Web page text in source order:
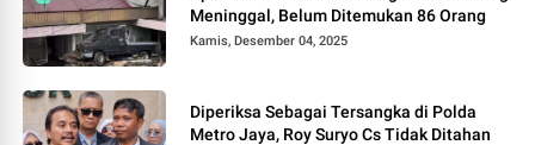
Meninggal, Belum Ditemukan 86 Orang
Kamis, Desember 04, 2025
Diperiksa Sebagai Tersangka di Polda
Metro Jaya, Roy Suryo Cs Tidak Ditahan